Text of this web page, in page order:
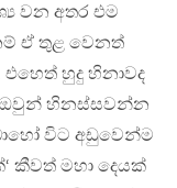
වන අතර එම
ඒ තුළ වෙනත්
හුදු හිනාවද
ඔවුන් හිනස්සවන්න
විට අඩුවෙන්ම
කීවත් මහා දෙයක්